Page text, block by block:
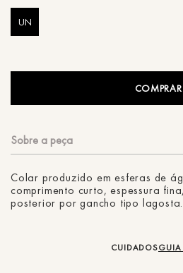
UN
COMPRAR
Colar produzido em esferas de
comprimento curto, espessura
posterior por gancho tipo lagosta.
CUIDADOSGUIA